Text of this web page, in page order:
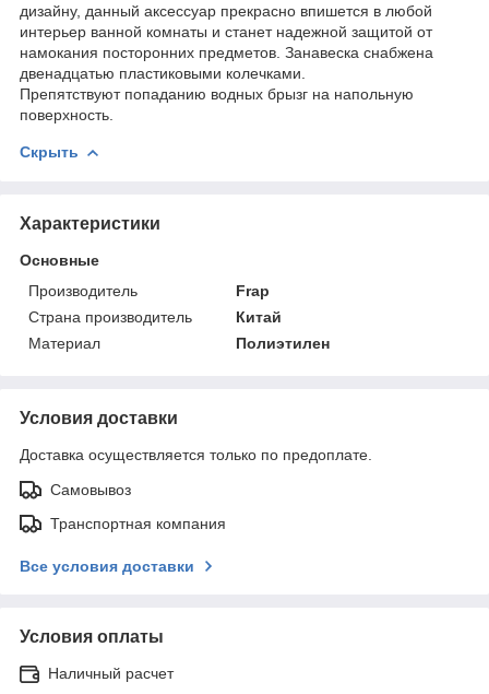
дизайну, данный аксессуар прекрасно впишется в любой
интерьер ванной комнаты и станет надежной защитой от
намокания посторонних предметов. Занавеска снабжена
двенадцатью пластиковыми колечками.
Препятствуют попаданию водных брызг на напольную
поверхность.
Скрыть
Характеристики
Основные
Производитель
Frap
Страна производитель
Китай
Материал
Полиэтилен
Условия доставки
Доставка осуществляется только по предоплате.
Самовывоз
Транспортная компания
Все условия доставки
Условия оплаты
Наличный расчет